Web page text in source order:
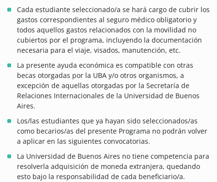
Cada estudiante seleccionado/a se hará cargo de cubrir los
gastos correspondientes al seguro médico obligatorio y
todos aquellos gastos relacionados con la movilidad no
cubiertos por el programa, incluyendo la documentación
necesaria para el viaje, visados, manutención, etc.
La presente ayuda económica es compatible con otras
becas otorgadas por la UBA y/o otros organismos, a
excepción de aquellas otorgadas por la Secretaría de
Relaciones Internacionales de la Universidad de Buenos
Aires.
Los/las estudiantes que ya hayan sido seleccionados/as
como becarios/as del presente Programa no podrán volver
a aplicar en las siguientes convocatorias.
La Universidad de Buenos Aires no tiene competencia para
resolverla adquisición de moneda extranjera, quedando
esto bajo la responsabilidad de cada beneficiario/a.